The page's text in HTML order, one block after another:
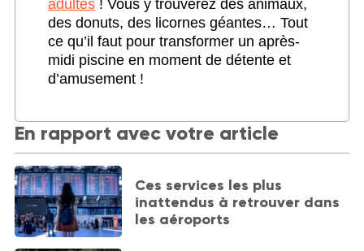
adultes! Vous y trouverez des animaux,
des donuts, des licornes géantes… Tout
ce qu’il faut pour transformer un après-
midi piscine en moment de détente et
d’amusement !
En rapport avec votre article
Ces services les plus
inattendus à retrouver dans
les aéroports